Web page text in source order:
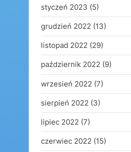
styczeń 2023 (5)
grudzień 2022 (13)
listopad 2022 (29)
październik 2022 (9)
wrzesień 2022 (7)
sierpień 2022 (3)
lipiec 2022 (7)
czerwiec 2022 (15)